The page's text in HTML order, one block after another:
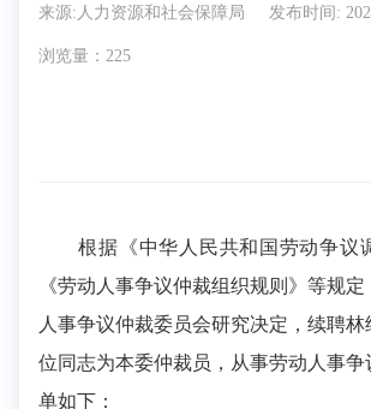
来源:人力资源和社会保障局 发布时间:
浏览量：225
根据《中华人民共和国劳动争议调
《劳动人事争议仲裁组织规则》等规
人事争议仲裁委员会研究决定，续聘
位同志为本委仲裁员，从事劳动人事争
单如下：